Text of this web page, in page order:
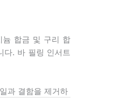
늄 합금 및 구리 합
다. 바 필링 인서트
과 결함을 제거하